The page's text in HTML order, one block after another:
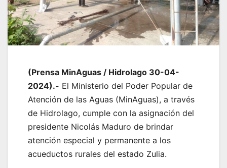
(Prensa MinAguas / Hidrolago 30-04-
2024).- El Ministerio del Poder Popular de
Atención de las Aguas (MinAguas), a través
de Hidrolago, cumple con la asignación del
presidente Nicolás Maduro de brindar
atención especial y permanente a los
acueductos rurales del estado Zulia.